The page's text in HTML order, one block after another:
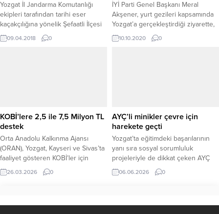
Yozgat İl Jandarma Komutanlığı
ekipleri tarafından tarihi eser
kaçakçılığına yönelik Şefaatli İlçesi
Konaklı köyünde yapılan
operasyonda 310 adet sikke ve
09.04.2018 0
İYİ Parti Genel Başkanı Meral
Akşener, yurt gezileri kapsamında
Yozgat’a gerçekleştirdiği ziyarette,
Yerköy ve Sorgun ilçelerinde esnaf
ziyaretlerinde bundu.
10.10.2020 0
KOBİ’lere 2,5 ile 7,5 Milyon TL
destek
Orta Anadolu Kalkınma Ajansı
(ORAN), Yozgat, Kayseri ve Sivas’ta
faaliyet gösteren KOBİ’ler için
Sosyal Kapsayıcı Yeşil Geçiş Geri
Ödemeli Finansman Desteği
bölgedeki işletmelerin yeşil
26.03.2026 0
AYÇ’li minikler çevre için
harekete geçti
Yozgat’ta eğitimdeki başarılarının
yanı sıra sosyal sorumluluk
projeleriyle de dikkat çeken AYÇ
Koleji, 5 Haziran Dünya Çevre
Günü kapsamında anlamlı bir
Hizmetler İl Müdürlüğü İl Çocuk
06.06.2026 0